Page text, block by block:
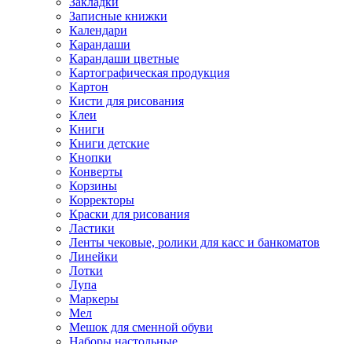
Записные книжки
Календари
Карандаши
Карандаши цветные
Картографическая продукция
Картон
Кисти для рисования
Клеи
Книги
Книги детские
Кнопки
Конверты
Корзины
Корректоры
Краски для рисования
Ластики
Ленты чековые, ролики для касс и банкоматов
Линейки
Лотки
Лупа
Маркеры
Мел
Мешок для сменной обуви
Наборы настольные